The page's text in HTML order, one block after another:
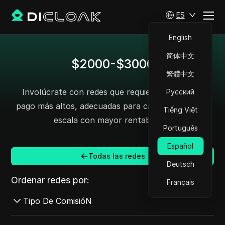
ES
English
简体中文
繁體中文
Русский
Tiếng Việt
Português
Español
Deutsch
Français
$2000-$3000
Involúcrate con redes que requieran niveles de
pago más altos, adecuadas para campañas a gran
escala con mayor rentabilidad.
Todas las redes
Ordenar redes por:
Tipo De ComisióN